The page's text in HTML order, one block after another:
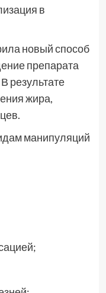
в
новый способ
препарата
результате
жира,
манипуляций